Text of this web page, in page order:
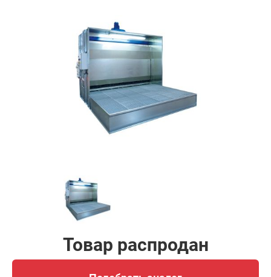
Товар распродан
Подобрать аналог